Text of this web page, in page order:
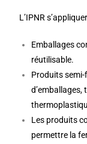
L’IPNR
Emballages
réutilisable.
Produits
d’emballages,
Les produits
permettre la